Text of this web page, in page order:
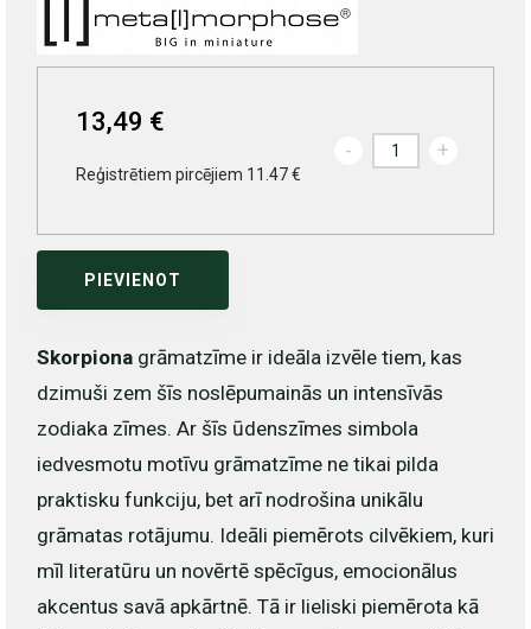
13,49 €
Reģistrētiem pircējiem 11.47 €
- +
PIEVIENOT
Skorpionagrāmatzīme ir ideāla izvēle tiem, kas
dzimuši zem šīs noslēpumainās un intensīvās
zodiaka zīmes. Ar šīs ūdenszīmes simbola
iedvesmotu motīvu grāmatzīme ne tikai pilda
praktisku funkciju, bet arī nodrošina unikālu
grāmatas rotājumu. Ideāli piemērots cilvēkiem, kuri
mīl literatūru un novērtē spēcīgus, emocionālus
akcentus savā apkārtnē. Tā ir lieliski piemērota kā